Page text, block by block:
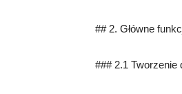
## 2. Główne
### 2.1